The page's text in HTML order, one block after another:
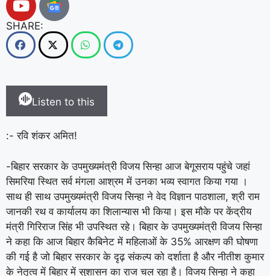
SHARE:
Listen to this
:- रवि शंकर अमित!
-बिहार सरकार के उपमुख्यमंत्री विजय सिन्हा आज बेगूसराय पहुंचे जहां
सिमरिया स्थित सर्व मंगला आश्रम में उनका भव्य स्वागत किया गया ।
साथ ही साथ उपमुख्यमंत्री विजय सिन्हा ने वेद विज्ञान पाठशाला, श्री राम
जानकी रथ व कार्यालय का शिलान्यास भी किया। इस मौके पर केंद्रीय
मंत्री गिरिराज सिंह भी उपस्थित रहे। बिहार के उपमुख्यमंत्री विजय सिन्हा
ने कहा कि आज बिहार कैबिनेट में महिलाओं के 35% आरक्षण की घोषणा
की गई है जो बिहार सरकार के दृढ़ संकल्प को दर्शाता है और नीतीश कुमार
के नेतृत्व में बिहार में सुशासन का राज चल रहा है। विजय सिन्हा ने कहा